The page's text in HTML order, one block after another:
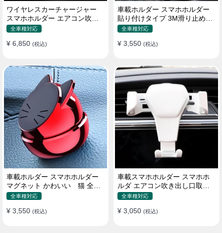
ワイヤレスカーチャージャー
スマホホルダー エアコン吹き
出し口/ 貼り付け
全車種対応
¥ 6,850 (税込)
車載ホルダー スマホホルダー
貼り付けタイプ 3M滑り止めシ
リコンパッド 全機種
全車種対応
¥ 3,550 (税込)
車載ホルダー スマホホルダー
マグネット かわいい 猫 全機
種 片手操作
全車種対応
¥ 3,550 (税込)
車載スマホホルダー スマホホ
ルダ エアコン吹き出し口取り
付け 全機種 可愛い アニメ
全車種対応
¥ 3,050 (税込)